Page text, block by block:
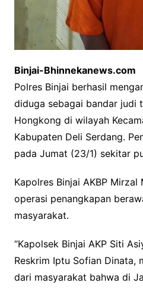
Binjai-Bhinnekanews.com
Polres Binjai berhasil
diduga sebagai bandar judi
Hongkong di wilayah
Kabupaten Deli Serdang.
pada Jumat (23/1) sekitar
Kapolres Binjai AKBP Mirzal
operasi penangkapan
masyarakat.
“Kapolsek Binjai AKP Siti
Reskrim Iptu Sofian Dinata,
dari masyarakat bahwa di